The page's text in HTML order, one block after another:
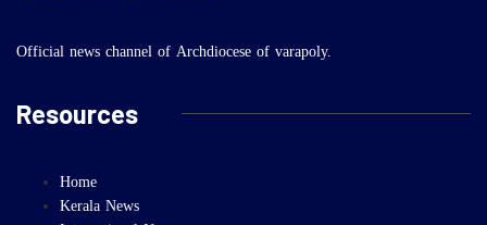
Official news channel of Archdiocese of varapoly.
Resources
Home
Kerala News